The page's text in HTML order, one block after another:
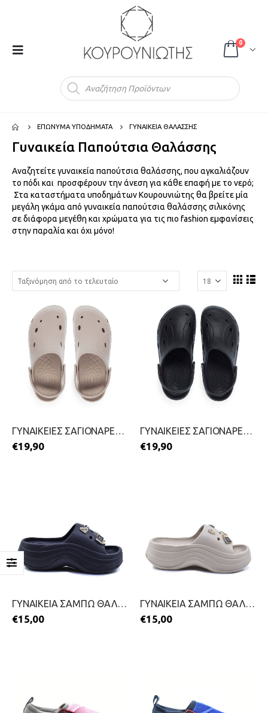
0
ΕΠΩΝΥΜΑ ΥΠΟΔΗΜΑΤΑ ΓΥΝΑΙΚΕΙΑ ΘΑΛΑΣΣΗΣ
Γυναικεία Παπούτσια Θαλάσσης
Αναζητείτε γυναικεία παπούτσια θαλάσσης, που αγκαλιάζουν
το πόδι και προσφέρουν την άνεση για κάθε επαφή με το νερό;
Στα καταστήματα υποδημάτων Κουρουνιώτης θα βρείτε μία
μεγάλη γκάμα από γυναικεία παπούτσια θαλάσσης σιλικόνης
σε διάφορα μεγέθη και χρώματα για τις πιο fashion εμφανίσεις
στην παραλία και όχι μόνο!
ΓΥΝΑΙΚΕΙΕΣ ΣΑΓΙΟΝΑΡΕΣ-PAREX-2699-0254-ΜΠΕΖ
€19,90
ΓΥΝΑΙΚΕΙΕΣ ΣΑΓΙΟΝΑΡΕΣ-PAREX-2699-0254-ΜΑΥΡΟ
€19,90
ΓΥΝΑΙΚΕΙΑ ΣΑΜΠΩ ΘΑΛΑΣΣΗΣ-CUBANITAS-2599-0340-ΜΑΥΡΟ
€15,00
ΓΥΝΑΙΚΕΙΑ ΣΑΜΠΩ ΘΑΛΑΣΣΗΣ-CUBANITAS-2599-0340-ΜΠΕΖ
€15,00